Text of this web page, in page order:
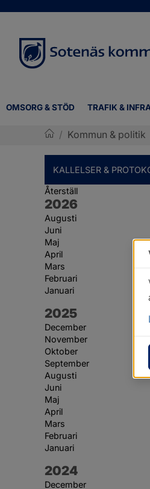
OMSORG & STÖD TRAFIK &
/ Kommun & politik
KALLELSER &
Återställ
År:
2026
Augusti
Juni
Maj
April
Mars
Februari
Januari
År:
2025
December
November
Oktober
September
Augusti
Juni
Maj
April
Mars
Februari
Januari
År:
2024
December